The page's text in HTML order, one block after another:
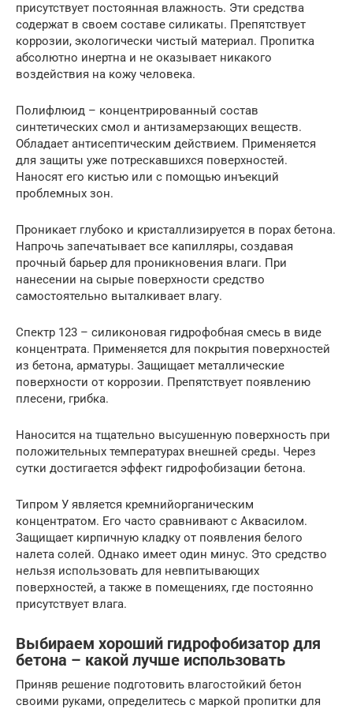
присутствует постоянная влажность. Эти средства
содержат в своем составе силикаты. Препятствует
коррозии, экологически чистый материал. Пропитка
абсолютно инертна и не оказывает никакого
воздействия на кожу человека.
Полифлюид – концентрированный состав
синтетических смол и антизамерзающих веществ.
Обладает антисептическим действием. Применяется
для защиты уже потрескавшихся поверхностей.
Наносят его кистью или с помощью инъекций
проблемных зон.
Проникает глубоко и кристаллизируется в порах бетона.
Напрочь запечатывает все капилляры, создавая
прочный барьер для проникновения влаги. При
нанесении на сырые поверхности средство
самостоятельно выталкивает влагу.
Спектр 123 – силиконовая гидрофобная смесь в виде
концентрата. Применяется для покрытия поверхностей
из бетона, арматуры. Защищает металлические
поверхности от коррозии. Препятствует появлению
плесени, грибка.
Наносится на тщательно высушенную поверхность при
положительных температурах внешней среды. Через
сутки достигается эффект гидрофобизации бетона.
Типром У является кремнийорганическим
концентратом. Его часто сравнивают с Аквасилом.
Защищает кирпичную кладку от появления белого
налета солей. Однако имеет один минус. Это средство
нельзя использовать для невпитывающих
поверхностей, а также в помещениях, где постоянно
присутствует влага.
Выбираем хороший гидрофобизатор для
бетона – какой лучше использовать
Приняв решение подготовить влагостойкий бетон
своими руками, определитесь с маркой пропитки для